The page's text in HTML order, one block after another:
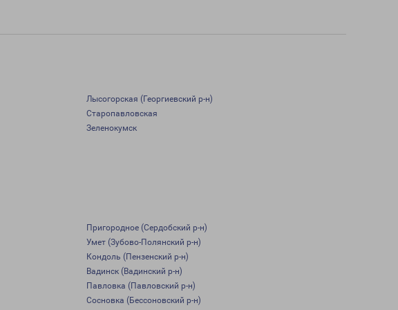
Лысогорская (Георгиевский р-н)
Старопавловская
Зеленокумск
Пригородное (Сердобский р-н)
Умет (Зубово-Полянский р-н)
Кондоль (Пензенский р-н)
Вадинск (Вадинский р-н)
Павловка (Павловский р-н)
Сосновка (Бессоновский р-н)